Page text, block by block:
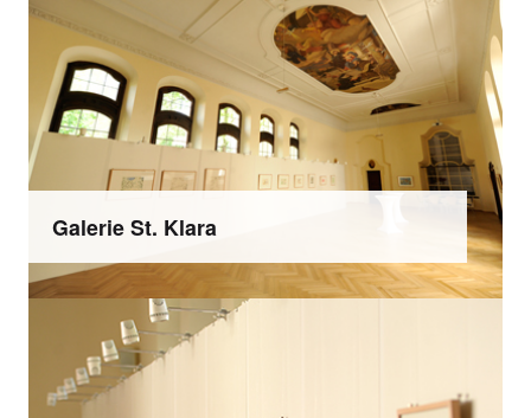
Galerie St. Klara